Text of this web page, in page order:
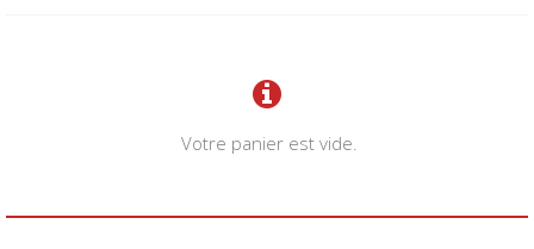
Votre panier est vide.